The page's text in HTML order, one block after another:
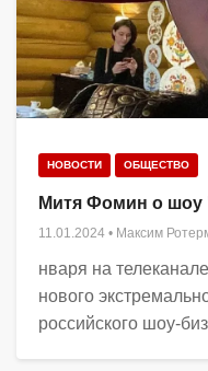
НОВОСТИ ОБЩЕСТВО
Митя Фомин о
11.01.2024 • Максим
нваря на
нового
российского шоу-